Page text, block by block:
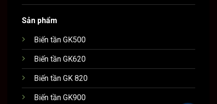
Sản phẩm
Biến tần GK500
Biến tần GK620
Biến tần GK 820
Biến tần GK900